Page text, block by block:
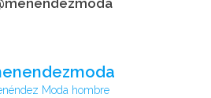
Moda hombre